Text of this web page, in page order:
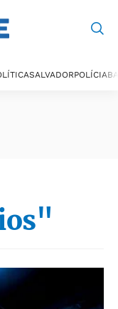
SALVADORPOLÍCIA